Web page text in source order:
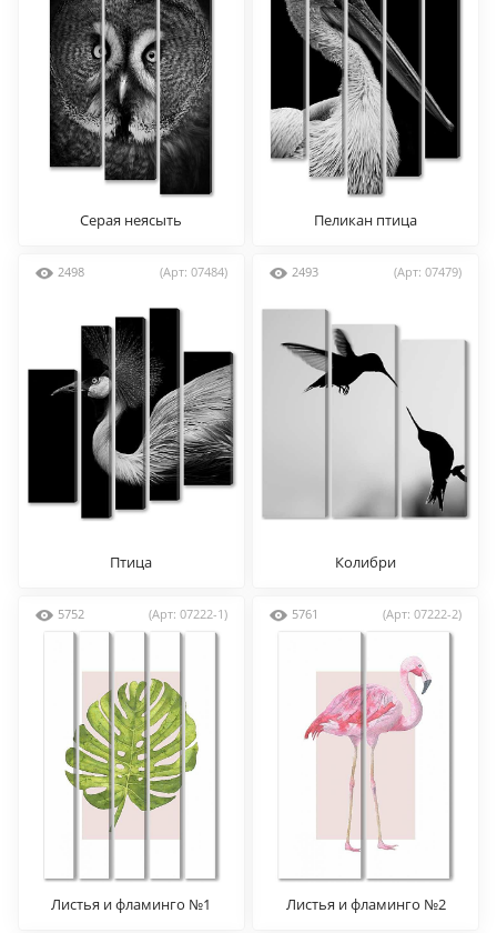
Серая неясыть Пеликан птица
2498 (Арт: 07484)
Птица
2493 (Арт: 07479)
Колибри
5752 (Арт: 07222-1)
Листья и фламинго №1
5761 (Арт: 07222-2)
Листья и фламинго №2